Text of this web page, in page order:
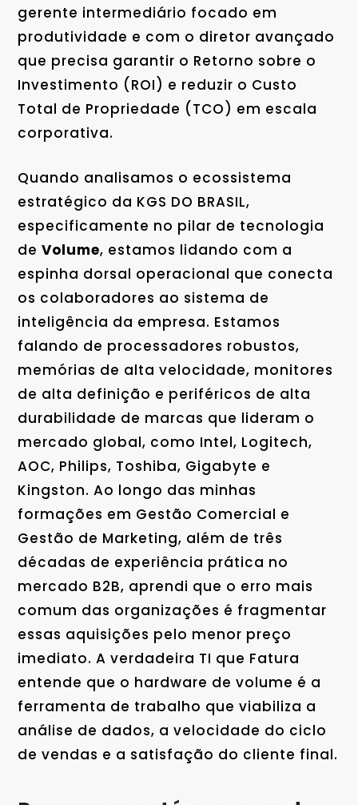
gerente intermediário focado em
produtividade e com o diretor avançado
que precisa garantir o Retorno sobre o
Investimento (ROI) e reduzir o Custo
Total de Propriedade (TCO) em escala
corporativa.
Quando analisamos o ecossistema
estratégico da KGS DO BRASIL,
especificamente no pilar de tecnologia
de Volume, estamos lidando com a
espinha dorsal operacional que conecta
os colaboradores ao sistema de
inteligência da empresa. Estamos
falando de processadores robustos,
memórias de alta velocidade, monitores
de alta definição e periféricos de alta
durabilidade de marcas que lideram o
mercado global, como Intel, Logitech,
AOC, Philips, Toshiba, Gigabyte e
Kingston. Ao longo das minhas
formações em Gestão Comercial e
Gestão de Marketing, além de três
décadas de experiência prática no
mercado B2B, aprendi que o erro mais
comum das organizações é fragmentar
essas aquisições pelo menor preço
imediato. A verdadeira TI que Fatura
entende que o hardware de volume é a
ferramenta de trabalho que viabiliza a
análise de dados, a velocidade do ciclo
de vendas e a satisfação do cliente final.